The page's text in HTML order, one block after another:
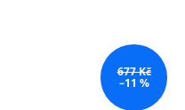
677 Kč
–11 %